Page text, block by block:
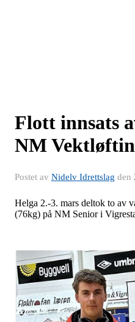
Flott innsats
NM
Postet av Nidelv Idrettslag den
Helga 2.-3. mars deltok to av
(76kg) på NM Senior i